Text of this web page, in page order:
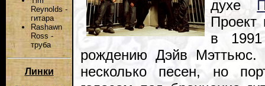
Reynolds -
гитара
Rashawn
Ross -
труба
Линки
духе
Проект
в
рождению Дэйв Мэттьюс.
несколько песен, но